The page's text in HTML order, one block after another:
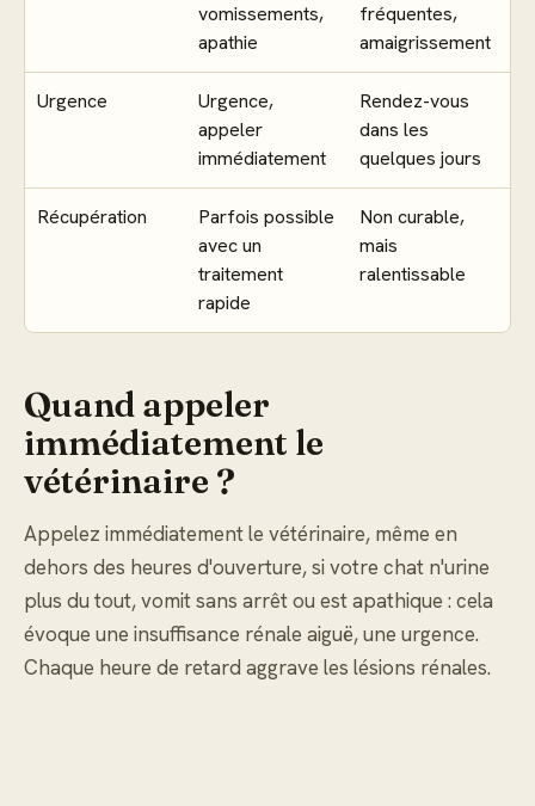
vomissements,
apathie
fréquentes,
amaigrissement
Urgence
Urgence,
appeler
immédiatement
Rendez-vous
dans les
quelques jours
Récupération
Parfois possible
avec un
traitement
rapide
Non curable,
mais
ralentissable
Quand appeler
immédiatement le
vétérinaire ?
Appelez immédiatement le vétérinaire, même en
dehors des heures d'ouverture, si votre chat n'urine
plus du tout, vomit sans arrêt ou est apathique : cela
évoque une insuffisance rénale aiguë, une urgence.
Chaque heure de retard aggrave les lésions rénales.